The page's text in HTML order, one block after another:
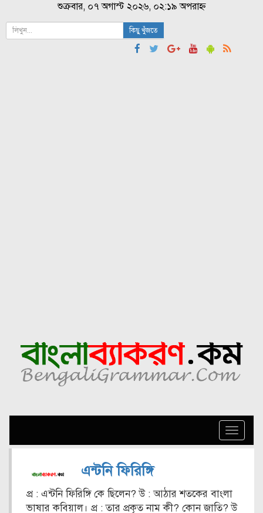
শুক্রবার, ০৭ অগাস্ট ২০২৬, ০২:১৯ অপরাহ্ন
কিছু খুঁজতে
Toggle
এন্টনি ফিরিঙ্গি
প্র : এন্টনি ফিরিঙ্গি কে ছিলেন? উ : আঠার শতকের বাংলা
ভাষার কবিয়াল। প্র : তার প্রকৃত নাম কী? কোন জাতি? উ